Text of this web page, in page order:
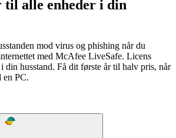
alle enheder i din
mod virus og phishing når du
med McAfee LiveSafe. Licens
din husstand. Få dit første år til halv pris, når
en PC.